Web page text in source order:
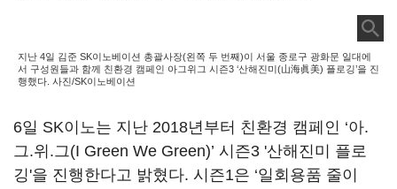
지난 4일 김준 SK이노베이션 총괄사장(왼쪽 두 번째)이 서울 종로구 광화문 일대에
서 구성원들과 함께 친환경 캠페인 아그위그 시즌3 ‘산해진미(山海眞美) 플로깅’을 진
행했다. 사진/SK이노베이션
6일 SK이노는 지난 2018년부터 친환경 캠페인 ‘아.
그.위.그(I Green We Green)’ 시즌3 '산해진미 플로
깅'을 진행한다고 밝혔다. 시즌1은 ‘일회용품 줄이